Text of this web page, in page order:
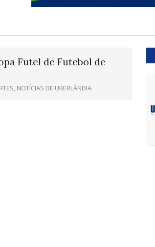
Futel de Futebol de
, NOTÍCIAS DE UBERLÂNDIA